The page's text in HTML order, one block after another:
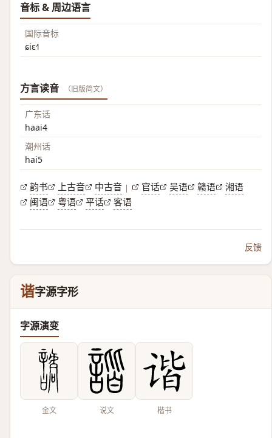
音标 & 周边语言
国际音标
ɕiɛ˧˥
方言读音 （旧版简文）
广东话
haai4
潮州话
hai5
韵书 上古音 中古音 | 官话 吴语 赣语
湘语
闽语
粤语 平话 客语
反馈
谐字源字形
字源演变
金文 说文 楷书